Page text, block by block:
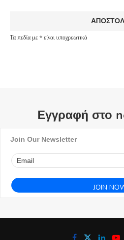
Τα πεδία με * είναι υποχρεωτικά
Εγγραφή στο
Join Our Newsletter